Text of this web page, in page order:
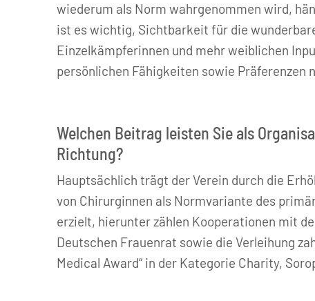
wiederum als Norm wahrgenommen wird,
ist es wichtig, Sichtbarkeit für die
Einzelkämpferinnen und mehr weiblichen
persönlichen Fähigkeiten sowie
Welchen Beitrag leisten Sie als
Richtung?
Hauptsächlich trägt der Verein durch die
von Chirurginnen als Normvariante des
erzielt, hierunter zählen Kooperationen mit
Deutschen Frauenrat sowie die Verleihung
Medical Award“ in der Kategorie Charity,